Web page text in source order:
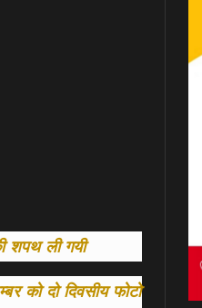
शपथ ली गयी
को दो दिवसीय फोटो